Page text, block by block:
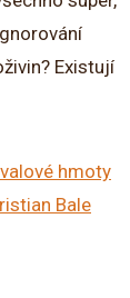
Existují
hmoty
Bale